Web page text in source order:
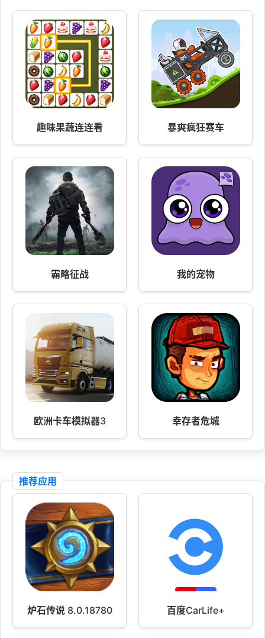
趣味果蔬连连看 暴爽疯狂赛车
霸略征战 我的宠物
欧洲卡车模拟器3 幸存者危城
推荐应用
炉石传说 8.0.18780 百度CarLife+